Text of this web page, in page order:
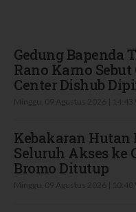
Gedung Bapenda
Rano Karno
Center Dishub
Kebakaran Hutan
Seluruh Akses ke
Bromo Ditutup